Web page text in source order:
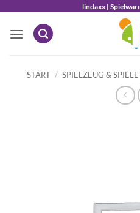
springen
lindaxx |
START / SPIELZEUG & SPIELE